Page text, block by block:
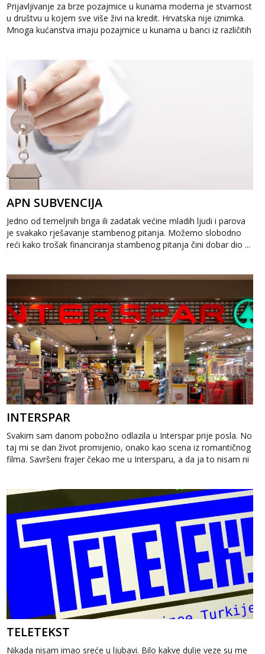
Prijavljivanje za brze pozajmice u kunama moderna je stvarnost
u društvu u kojem sve više živi na kredit. Hrvatska nije iznimka.
Mnoga kućanstva imaju pozajmice u kunama u banci iz različitih
APN SUBVENCIJA
Jedno od temeljnih briga ili zadatak većine mladih ljudi i parova
je svakako rješavanje stambenog pitanja. Možemo slobodno
reći kako trošak financiranja stambenog pitanja čini dobar dio ...
INTERSPAR
Svakim sam danom pobožno odlazila u Interspar prije posla. No
taj mi se dan život promijenio, onako kao scena iz romantičnog
filma. Savršeni frajer čekao me u Intersparu, a da ja to nisam ni
TELETEKST
Nikada nisam imao sreće u ljubavi. Bilo kakve dulje veze su me